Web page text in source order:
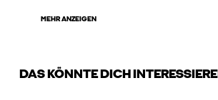
MEHR ANZEIGEN
DAS KÖNNTE DICH